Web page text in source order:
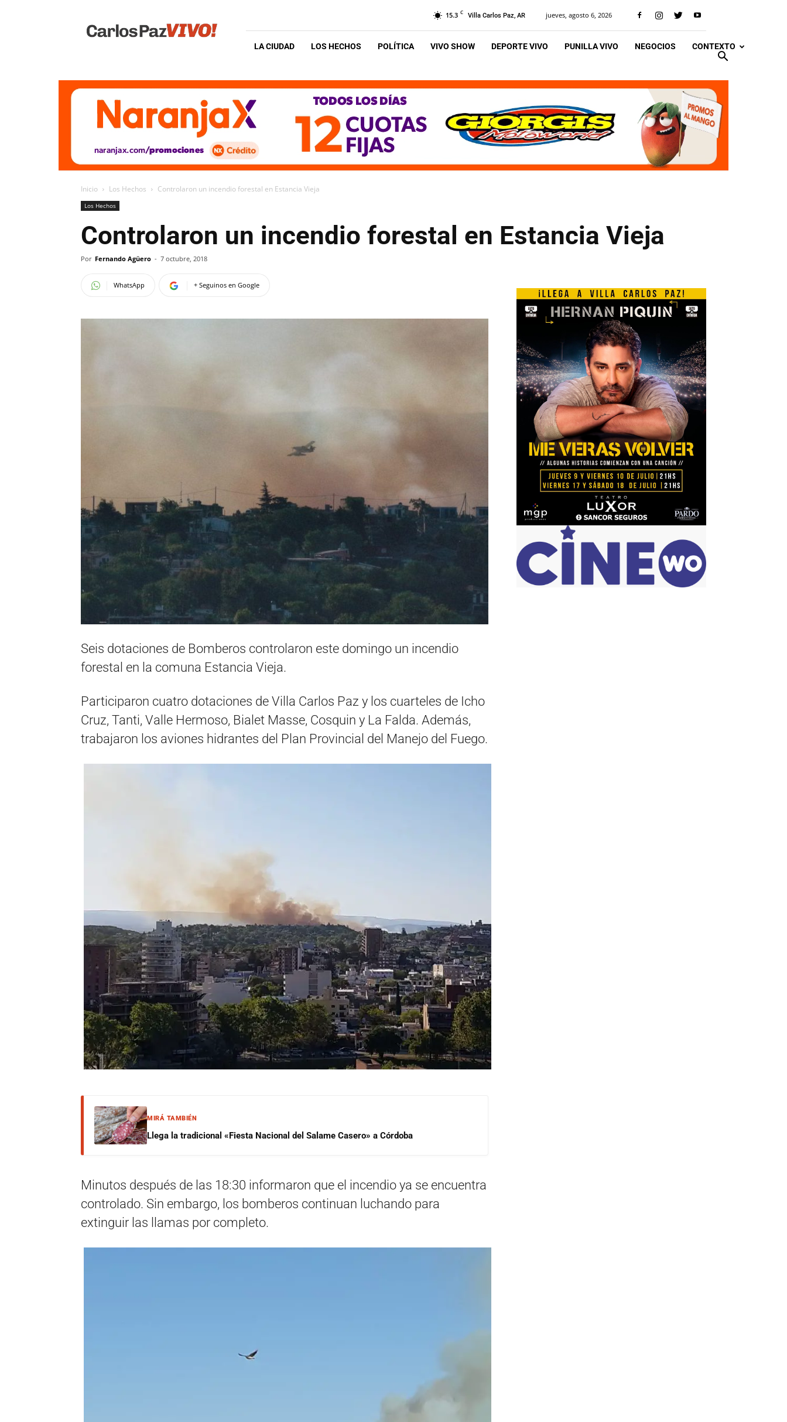
Vivo
15.3 C Villa Carlos Paz, AR jueves, agosto 6, 2026
LA CIUDAD LOS HECHOS POLÍTICA VIVO SHOW DEPORTE VIVO PUNILLA VIVO NEGOCIOS CONTEXTO
Inicio Los Hechos Controlaron un incendio forestal en Estancia Vieja
Los Hechos
Controlaron un incendio forestal en Estancia Vieja
Por Fernando Agüero - 7 octubre, 2018
WhatsApp + Seguinos en Google
Seis dotaciones de Bomberos controlaron este domingo un incendio
forestal en la comuna Estancia Vieja.
Participaron cuatro dotaciones de Villa Carlos Paz y los cuarteles de Icho
Cruz, Tanti, Valle Hermoso, Bialet Masse, Cosquin y La Falda. Además,
trabajaron los aviones hidrantes del Plan Provincial del Manejo del Fuego.
MIRÁ TAMBIÉN
Llega la tradicional «Fiesta Nacional del Salame Casero» a Córdoba
Minutos después de las 18:30 informaron que el incendio ya se encuentra
controlado. Sin embargo, los bomberos continuan luchando para
extinguir las llamas por completo.